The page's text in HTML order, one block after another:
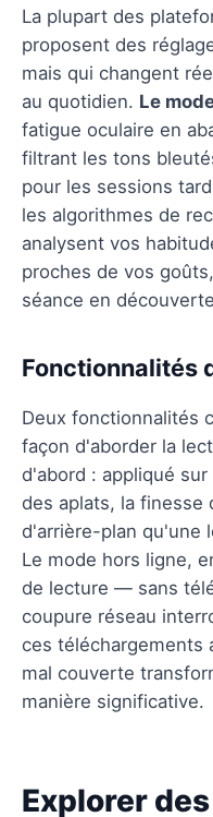
La plupart des
proposent des
mais qui changent
au quotidien. Le
fatigue oculaire en
filtrant les tons
pour les sessions
les algorithmes de
analysent vos
proches de vos
séance en
Fonctionnalités
Deux fonctionnalités
façon d'aborder la
d'abord : appliqué
des aplats, la finesse
d'arrière-plan qu'une
Le mode hors ligne,
de lecture — sans
coupure réseau
ces téléchargements
mal couverte
manière significative.
Explorer